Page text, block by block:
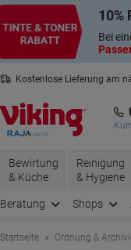
10%
Bei
Kostenlose Lieferung am
Bewirtung
& Küche
Reinigung
& Hygiene
Beratung Shops
Startseite Ordnung &